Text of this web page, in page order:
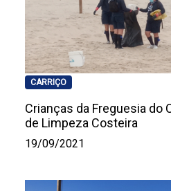
CARRIÇO
Crianças da Freguesia do
de Limpeza Costeira
19/09/2021